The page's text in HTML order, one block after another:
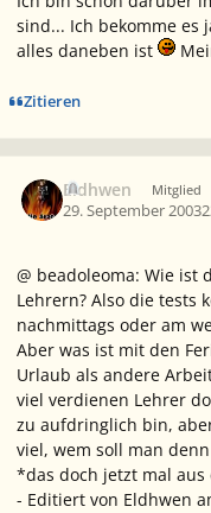
sind... Ich bekomme es
alles daneben ist
Zitieren
Eldhwen Mitglied
29. September 2003
@ beadoleoma: Wie ist
Lehrern? Also die tests
nachmittags oder am
Aber was ist mit den
Urlaub als andere
viel verdienen Lehrer
zu aufdringlich bin,
viel, wem soll man
*das doch jetzt mal
- Editiert von Eldhwen